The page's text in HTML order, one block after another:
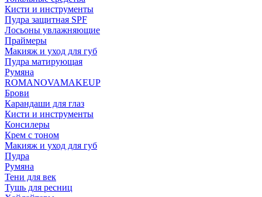
Кисти и инструменты
Пудра защитная SPF
Лосьоны увлажняющие
Праймеры
Макияж и уход для губ
Пудра матирующая
Румяна
ROMANOVAMAKEUP
Брови
Карандаши для глаз
Кисти и инструменты
Консилеры
Крем с тоном
Макияж и уход для губ
Пудра
Румяна
Тени для век
Тушь для ресниц